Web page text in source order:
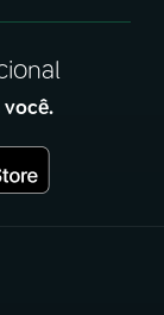
você.
aba)